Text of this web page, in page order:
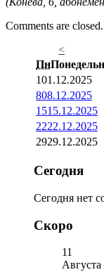
Comments are closed.
<
Пн
101.12.2025
808.12.2025
1515.12.2025
2222.12.2025
2929.12.2025
Сегодня
Сегодня нет
Скоро
11
Августа